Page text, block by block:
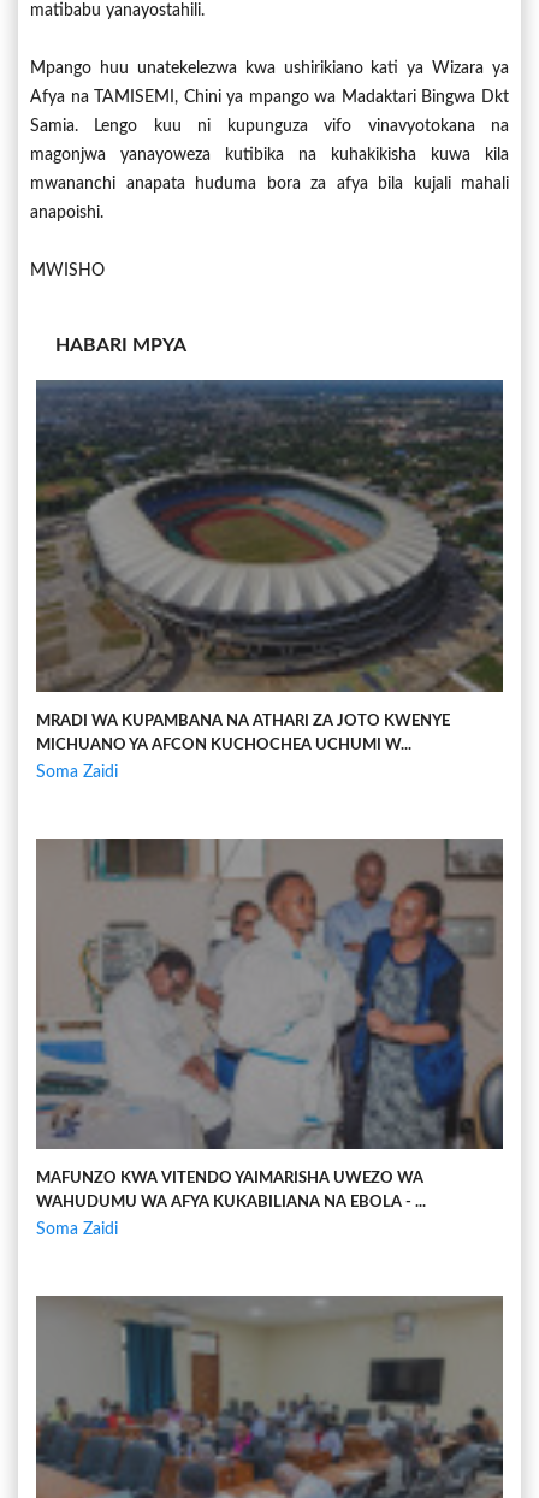
matibabu yanayostahili.
Mpango huu unatekelezwa kwa ushirikiano kati ya Wizara ya
Afya na TAMISEMI, Chini ya mpango wa Madaktari Bingwa Dkt
Samia. Lengo kuu ni kupunguza vifo vinavyotokana na
magonjwa yanayoweza kutibika na kuhakikisha kuwa kila
mwananchi anapata huduma bora za afya bila kujali mahali
anapoishi.
MWISHO
HABARI MPYA
MRADI WA KUPAMBANA NA ATHARI ZA JOTO KWENYE
MICHUANO YA AFCON KUCHOCHEA UCHUMI W...
Soma Zaidi
MAFUNZO KWA VITENDO YAIMARISHA UWEZO WA
WAHUDUMU WA AFYA KUKABILIANA NA EBOLA - ...
Soma Zaidi